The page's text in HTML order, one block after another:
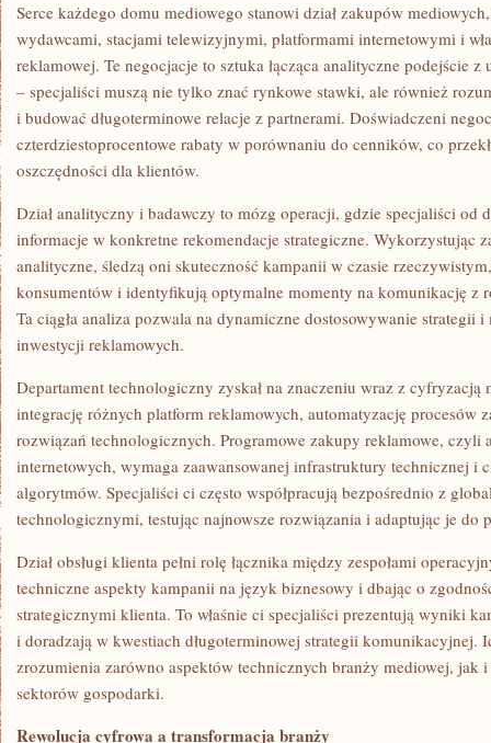
Serce każdego domu mediowego stanowi dział zakupów
wydawcami, stacjami telewizyjnymi, platformami internetowymi i
reklamowej. Te negocjacje to sztuka łącząca analityczne podejście
– specjaliści muszą nie tylko znać rynkowe stawki, ale również
i budować długoterminowe relacje z partnerami. Doświadczeni
czterdziestoprocentowe rabaty w porównaniu do cenników, co
oszczędności dla klientów.
Dział analityczny i badawczy to mózg operacji, gdzie specjaliści od
informacje w konkretne rekomendacje strategiczne. Wykorzystując
analityczne, śledzą oni skuteczność kampanii w czasie
konsumentów i identyfikują optymalne momenty na komunikację z
Ta ciągła analiza pozwala na dynamiczne dostosowywanie strategii
inwestycji reklamowych.
Departament technologiczny zyskał na znaczeniu wraz z cyfryzacją
integrację różnych platform reklamowych, automatyzację procesów
rozwiązań technologicznych. Programowe zakupy reklamowe, czyli
internetowych, wymaga zaawansowanej infrastruktury technicznej i
algorytmów. Specjaliści ci często współpracują bezpośrednio z
technologicznymi, testując najnowsze rozwiązania i adaptując je do
Dział obsługi klienta pełni rolę łącznika między zespołami
techniczne aspekty kampanii na język biznesowy i dbając o
strategicznymi klienta. To właśnie ci specjaliści prezentują wyniki
i doradzają w kwestiach długoterminowej strategii komunikacyjnej.
zrozumienia zarówno aspektów technicznych branży mediowej, jak
sektorów gospodarki.
Rewolucja cyfrowa a transformacja branży